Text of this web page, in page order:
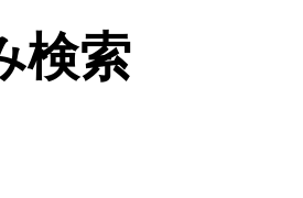
検索